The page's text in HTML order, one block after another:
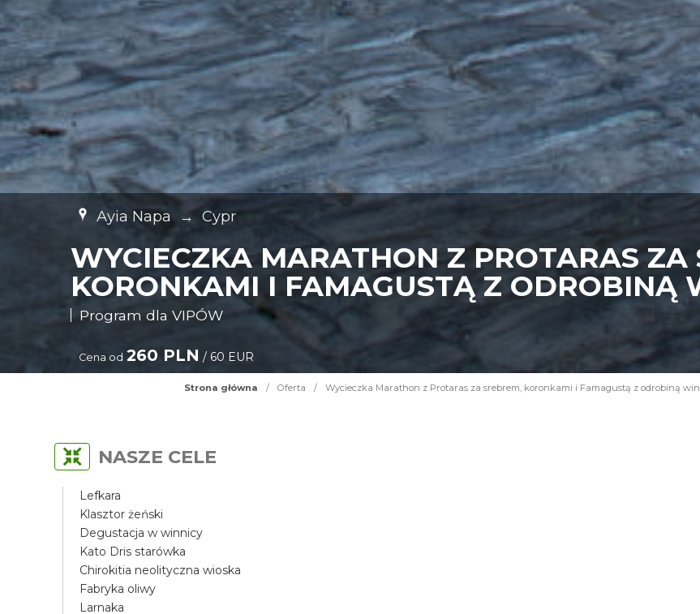
Ayia Napa → Cypr
WYCIECZKA MARATHON Z PROTARAS ZA
KORONKAMI I FAMAGUSTĄ Z ODROBINĄ
Program dla VIPÓW
Cena od 260 PLN / 60 EUR
Strona główna / Oferta / Wycieczka Marathon z Protaras za srebrem, koronkami i Famagustą z odrobiną
NASZE CELE
Lefkara
Klasztor żeński
Degustacja w winnicy
Kato Dris starówka
Chirokitia neolityczna wioska
Fabryka oliwy
Larnaka